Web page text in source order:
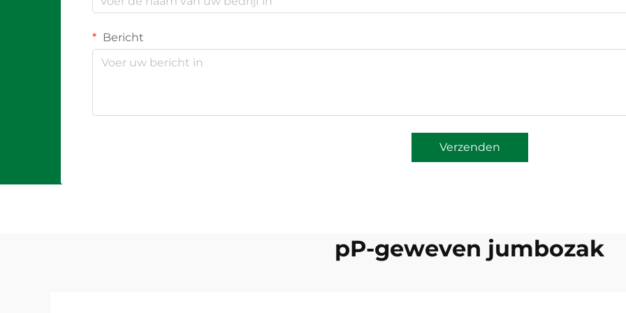
Bericht
Verzenden
pP-geweven jumbozak